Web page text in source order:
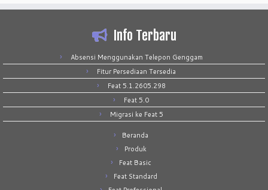
Info Terbaru
Absensi Menggunakan Telepon Genggam
Fitur Persediaan Tersedia
Feat 5.1.2605.298
Feat 5.0
Migrasi ke Feat 5
Beranda
Produk
Feat Basic
Feat Standard